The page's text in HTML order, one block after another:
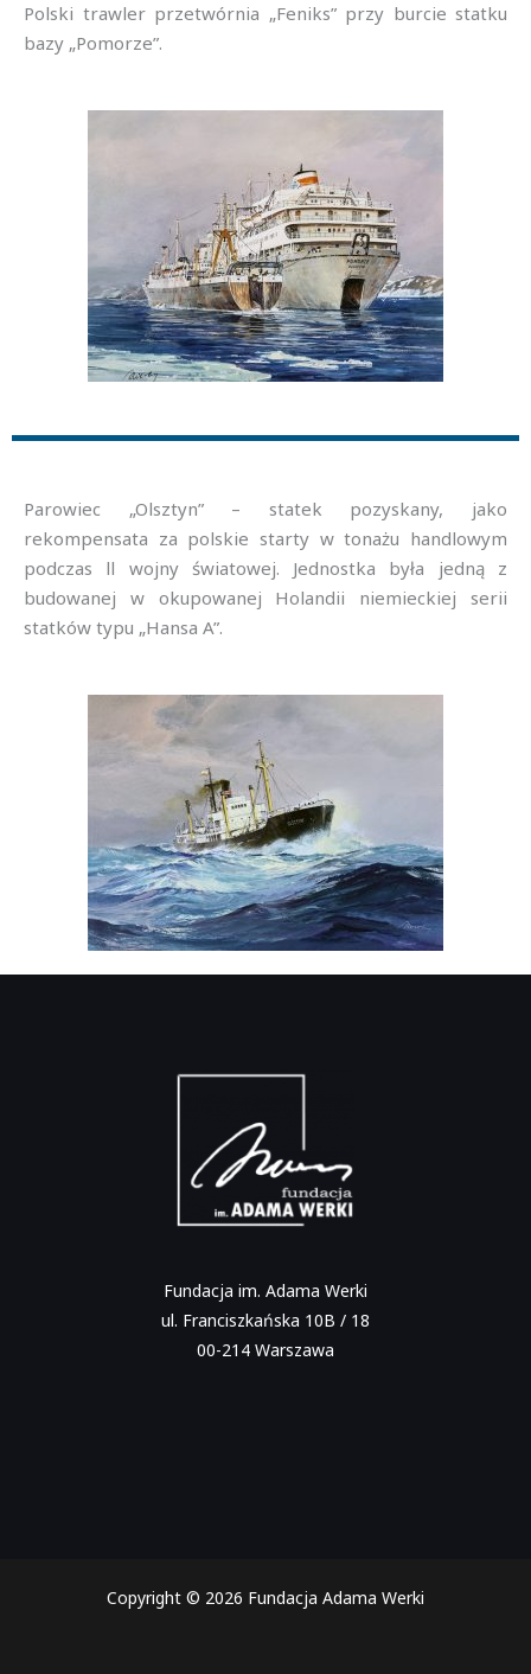
Polski trawler przetwórnia „Feniks” przy burcie statku
bazy „Pomorze”.
Parowiec „Olsztyn” – statek pozyskany, jako
rekompensata za polskie starty w tonażu handlowym
podczas ll wojny światowej. Jednostka była jedną z
budowanej w okupowanej Holandii niemieckiej serii
statków typu „Hansa A”.
Fundacja im. Adama Werki
ul. Franciszkańska 10B / 18
00-214 Warszawa
Copyright © 2026 Fundacja Adama Werki